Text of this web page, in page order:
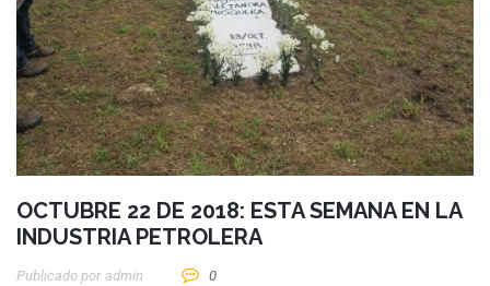
OCTUBRE 22 DE 2018: ESTA SEMANA EN LA
INDUSTRIA PETROLERA
Publicado por Admin 0